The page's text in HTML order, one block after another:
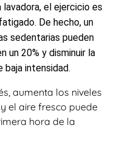
el ejercicio es
De hecho, un
sedentarias pueden
un 20% y disminuir la
baja intensidad.
aumenta los niveles
el aire fresco puede
hora de la